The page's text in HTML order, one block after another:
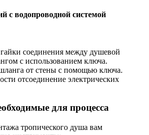
с водопроводной системой
соединения между душевой
с использованием ключа.
от стены с помощью ключа.
отсоединение электрических
для процесса
тропического душа вам